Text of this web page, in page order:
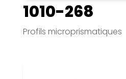
1010-268
Profils microprismatiques